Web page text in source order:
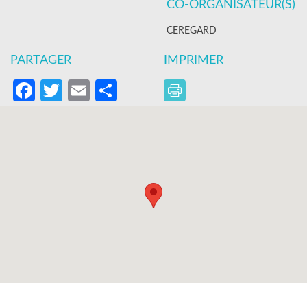
CO-ORGANISATEUR(S)
CEREGARD
PARTAGER
Facebook
Twitter
EmailPartager
IMPRIMER